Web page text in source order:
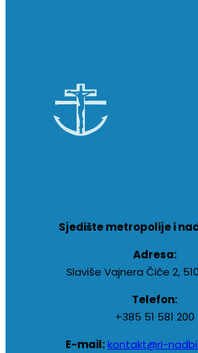
Sjedište metropolije i
Adresa:
Slaviše Vajnera Čiče 2,
Telefon:
+385 51 581 200
E-mail:kontakt@ri-